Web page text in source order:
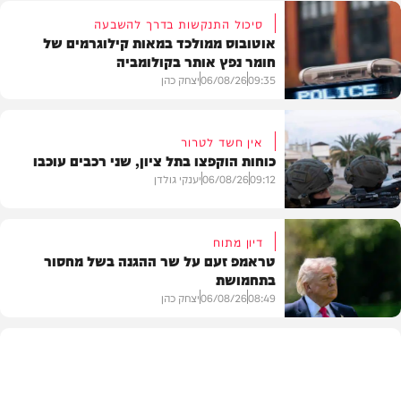
חדשות
סיכול התנקשות בדרך להשבעה
אוטובוס ממולכד במאות קילוגרמים של
חומר נפץ אותר בקולומביה
09:35
06/08/26יצחק כהן
חדשות
אין חשד לטרור
כוחות הוקפצו בתל ציון, שני רכבים עוכבו
09:12
06/08/26יענקי גולדן
דיון מתוח
טראמפ זעם על שר ההגנה בשל מחסור
בתחמושת
08:49
06/08/26יצחק כהן